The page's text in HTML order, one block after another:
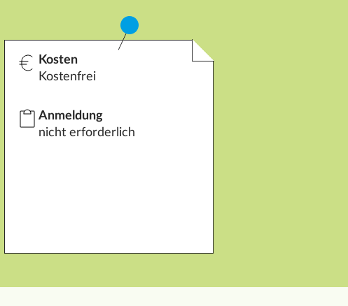
Kosten
Kostenfrei
Anmeldung
nicht erforderlich